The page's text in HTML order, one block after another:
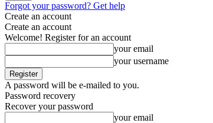
Forgot your password? Get help
Create an account
Create an account
Welcome! Register for an account
your email
your username
A password will be e-mailed to you.
Password recovery
Recover your password
your email